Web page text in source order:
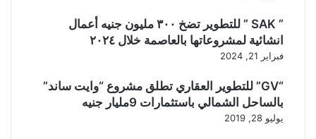
” SAK ” للتطوير تضخ ٣٠٠ مليون جنيه أعمال
انشائية لمشروعاتها بالعاصمة خلال ٢٠٢٤
فبراير 21, 2024
“GV” للتطوير العقاري تطلق مشروع “وايت ساند”
بالساحل الشمالي باستثمارات 9مليار جنيه
يوليو 28, 2019